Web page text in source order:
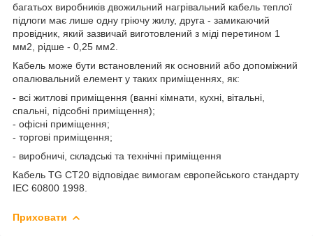
багатьох виробників двожильний нагрівальний кабель теплої
підлоги має лише одну гріючу жилу, друга - замикаючий
провідник, який зазвичай виготовлений з міді перетином 1
мм2, рідше - 0,25 мм2.
Кабель може бути встановлений як основний або допоміжний
опалювальний елемент у таких приміщеннях, як:
- всі житлові приміщення (ванні кімнати, кухні, вітальні,
спальні, підсобні приміщення);
- офісні приміщення;
- торгові приміщення;
- виробничі, складські та технічні приміщення
Кабель TG CT20 відповідає вимогам європейського стандарту
IEC 60800 1998.
Приховати